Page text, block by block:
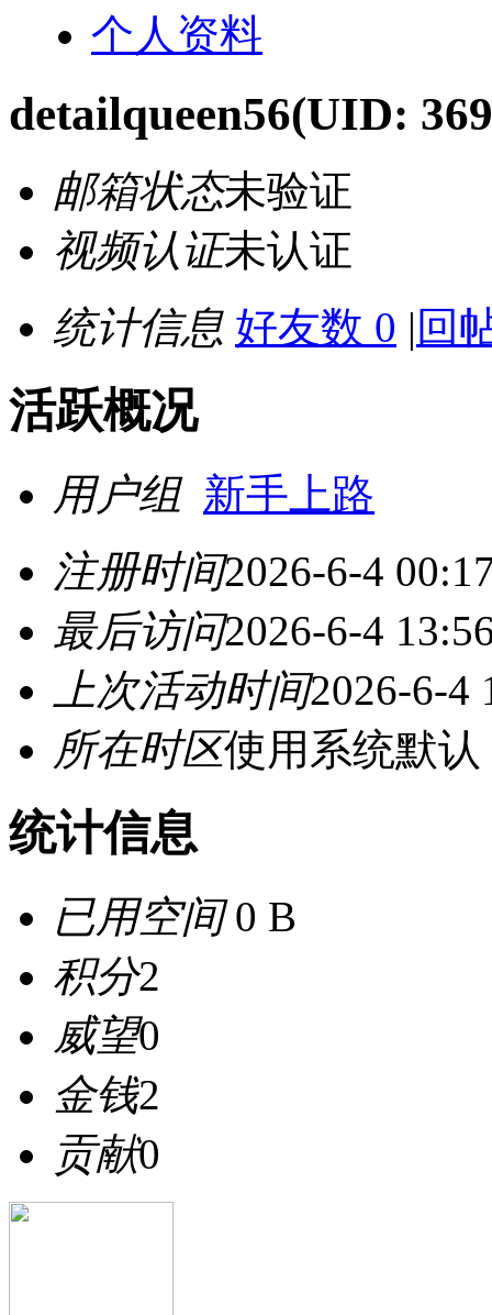
个人资料
detailqueen56(UID:
邮箱状态未验证
视频认证未认证
统计信息 好友数 0 | 回
活跃概况
用户组 新手上路
注册时间2026-6-4
最后访问2026-6-4
上次活动时间2026-6-4
所在时区使用系统默认
统计信息
已用空间0 B
积分2
威望0
金钱2
贡献0